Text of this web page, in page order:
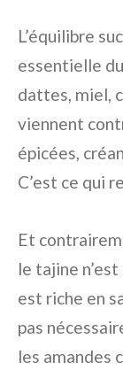
L’équilibre
essentielle
dattes, miel,
viennent
épicées,
C’est ce qui
Et
le tajine
est riche en
pas
les amandes